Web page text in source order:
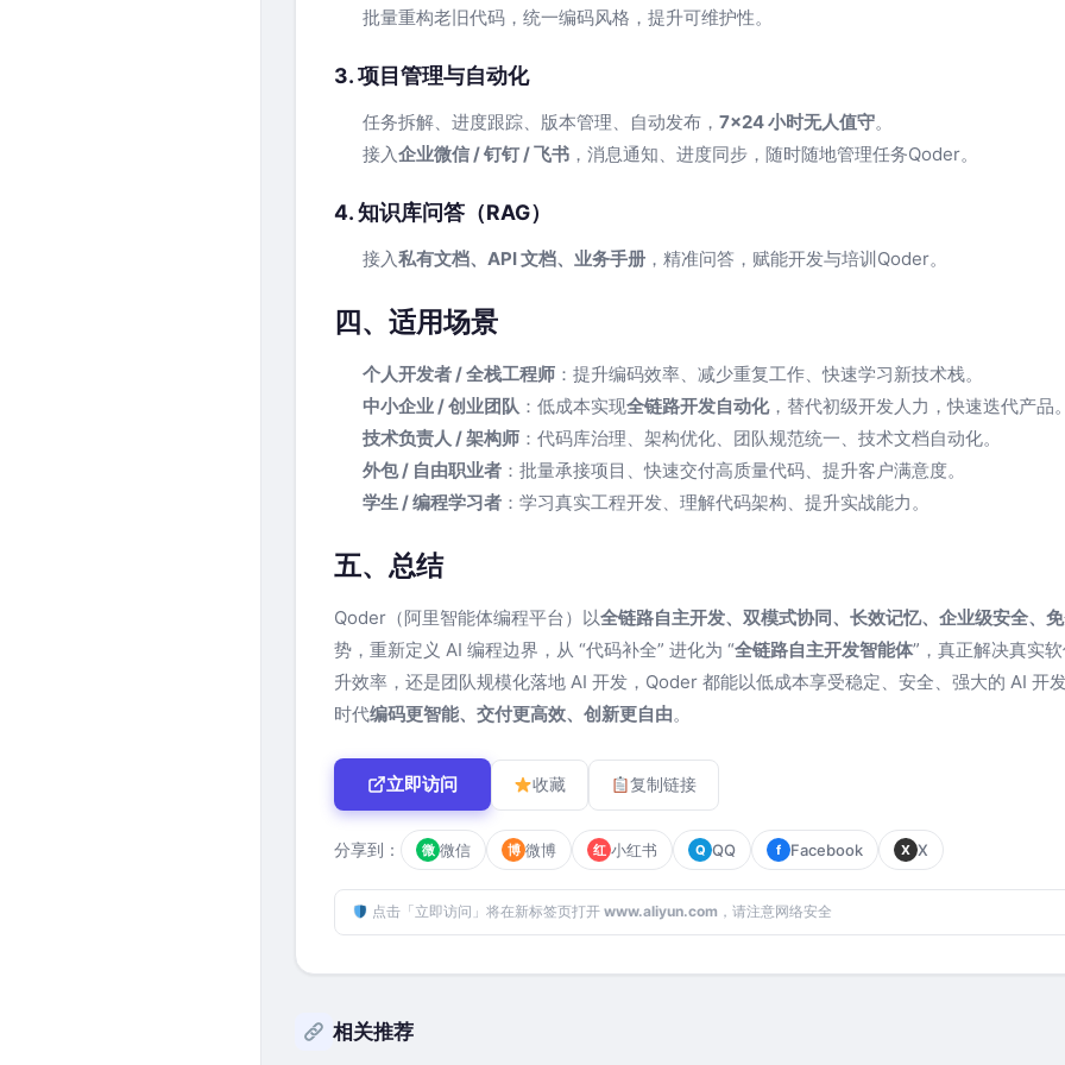
批量重构老旧代码，统一编码风格，提升可维护性。
3. 项目管理与自动化
任务拆解、进度跟踪、版本管理、自动发布， 7×24 小时无人值守。
接入企业微信 / 钉钉 / 飞书 ，消息通知、进度同步，随时随地管理任务Qoder。
4. 知识库问答（RAG）
接入私有文档、API 文档、业务手册 ，精准问答，赋能开发与培训Qoder。
四、适用场景
个人开发者 / 全栈工程师 ：提升编码效率、减少重复工作、快速学习新技术栈。
中小企业 / 创业团队 ：低成本实现全链路开发自动化，替代初级开发人力，快速迭代产品
技术负责人 / 架构师 ：代码库治理、架构优化、团队规范统一、技术文档自动化。
外包 / 自由职业者 ：批量承接项目、快速交付高质量代码、提升客户满意度。
学生 / 编程学习者 ：学习真实工程开发、理解代码架构、提升实战能力。
五、总结
Qoder（阿里智能体编程平台）以全链路自主开发、双模式协同、长效记忆、企业级安全、
势，重新定义 AI 编程边界，从 “代码补全” 进化为 “全链路自主开发智能体”，真正解决真实
升效率，还是团队规模化落地 AI 开发，Qoder 都能以低成本享受稳定、安全、强大的 AI 开
时代编码更智能、交付更高效、创新更自由。
立即访问 收藏 复制链接
分享到： 微 微信 博 微博 红 小红书 Q QQ f Facebook X X
点击「立即访问」将在新标签页打开 www.aliyun.com ，请注意网络安全
相关推荐